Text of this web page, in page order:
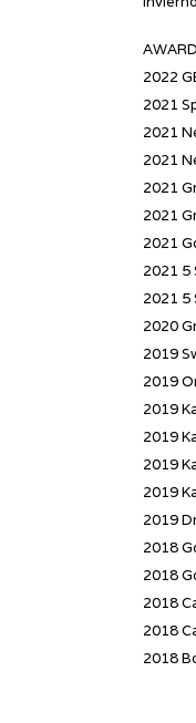
2022
2021
2021
2021
2021
2021
2021
2021 5
2021 5
2020
2019
2019
2019
2019
2019
2019
2019
2018
2018
2018
2018
2018